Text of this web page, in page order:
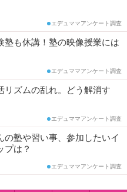
エデュママアンケート調査
塾も休講！塾の映像授業には
エデュママアンケート調査
リズムの乱れ。どう解消す
エデュママアンケート調査
の塾や習い事、参加したいイ
プは？
エデュママアンケート調査